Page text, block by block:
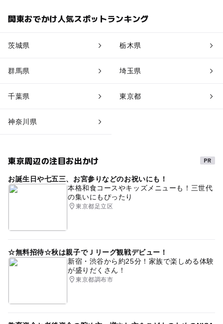
関東おでかけ人気スポットランキング
茨城県 栃木県
群馬県 埼玉県
千葉県 東京都
神奈川県
東京周辺の注目お出かけ
お誕生日や七五三、お宮参りなどのお祝いにも！
本格和食コースやキッズメニューも！三世代
の集いにもぴったり
東京都足立区
☆無料招待☆秋は親子でＪリーグ観戦デビュー！
新宿・渋谷から約25分！家族で楽しめる体験
が盛りだくさん！
東京都調布市